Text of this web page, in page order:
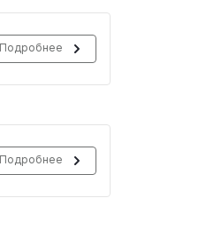
Подробнее
Подробнее